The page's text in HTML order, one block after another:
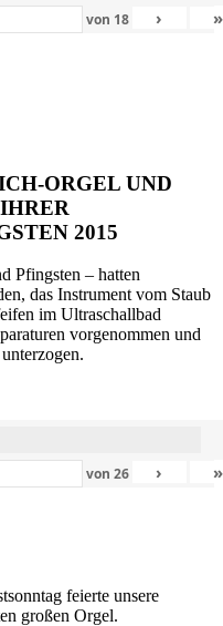
von 18 › »
ORGEL UND
2015
Pfingsten – hatten
das Instrument vom Staub
im Ultraschallbad
vorgenommen und
von 26 › »
feierte unsere
großen Orgel.